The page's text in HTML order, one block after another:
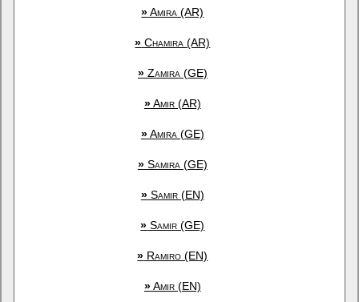
»Amira (AR)
» Chamira (AR)
»Zamira (GE)
»Amir (AR)
»Amira (GE)
»Samira (GE)
»Samir (EN)
» Samir (GE)
» Ramiro (EN)
»Amir (EN)